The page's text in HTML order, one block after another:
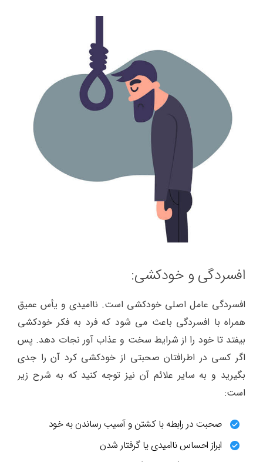
افسردگی و خودکشی:
افسردگی عامل اصلی خودکشی است. ناامیدی و یأس عمیق
همراه با افسردگی باعث می شود که فرد به فکر خودکشی
بیفتد تا خود را از شرایط سخت و عذاب آور نجات دهد. پس
اگر کسی در اطرافتان صحبتی از خودکشی کرد آن را جدی
بگیرید و به سایر علائم آن نیز توجه کنید که به شرح زیر
است:
صحبت در رابطه با کشتن و آسیب رساندن به خود
ابراز احساس ناامیدی یا گرفتار شدن